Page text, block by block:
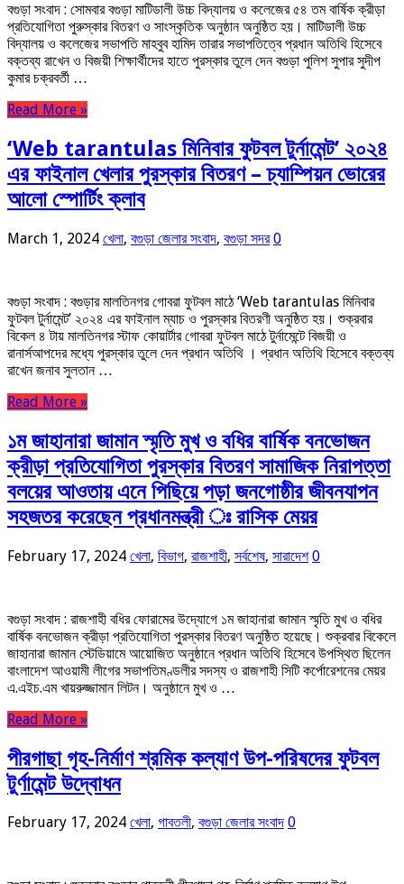
বগুড়া সংবাদ : সোমবার বগুড়া মাটিডালী উচ্চ বিদ্যালয় ও কলেজের ৫৪ তম বার্ষিক ক্রীড়া
প্রতিযোগিতা পুরুস্কার বিতরণ ও সাংস্কৃতিক অনুষ্ঠান অনুষ্ঠিত হয়। মাটিডালী উচ্চ
বিদ্যালয় ও কলেজের সভাপতি মাহবুব হামিদ তারার সভাপতিত্বে প্রধান অতিথি হিসেবে
বক্তব্য রাখেন ও বিজয়ী শিক্ষার্থীদের হাতে পুরস্কার তুলে দেন বগুড়া পুলিশ সুপার সুদীপ
কুমার চক্রবর্তী …
Read More »
‘Web tarantulas মিনিবার ফুটবল টুর্নামেন্ট’ ২০২৪
এর ফাইনাল খেলার পুরস্কার বিতরণ – চ্যাম্পিয়ন ভোরের
আলো স্পোর্টিং ক্লাব
March 1, 2024 খেলা, বগুড়া জেলার সংবাদ, বগুড়া সদর 0
বগুড়া সংবাদ : বগুড়ার মালতিনগর গোবরা ফুটবল মাঠে ‘Web tarantulas মিনিবার
ফুটবল টুর্নামেন্ট’ ২০২৪ এর ফাইনাল ম্যাচ ও পুরস্কার বিতরণী অনুষ্ঠিত হয়। শুক্রবার
বিকেল ৪ টায় মালতিনগর স্টাফ কোয়ার্টার গোবরা ফুটবল মাঠে টুর্নামেন্টে বিজয়ী ও
রানার্সআপদের মধ্যে পুরস্কার তুলে দেন প্রধান অতিথি । প্রধান অতিথি হিসেবে বক্তব্য
রাখেন জনাব সুলতান …
Read More »
১ম জাহানারা জামান স্মৃতি মুখ ও বধির বার্ষিক বনভোজন
ক্রীড়া প্রতিযোগিতা পুরস্কার বিতরণ সামাজিক নিরাপত্তা
বলয়ের আওতায় এনে পিছিয়ে পড়া জনগোষ্ঠীর জীবনযাপন
সহজতর করেছেন প্রধানমন্ত্রী ঃ রাসিক মেয়র
February 17, 2024 খেলা, বিভাগ, রাজশাহী, সর্বশেষ, সারাদেশ 0
বগুড়া সংবাদ : রাজশাহী বধির ফোরামের উদ্যোগে ১ম জাহানারা জামান স্মৃতি মুখ ও বধির
বার্ষিক বনভোজন ক্রীড়া প্রতিযোগিতা পুরস্কার বিতরণ অনুষ্ঠিত হয়েছে। শুক্রবার বিকেলে
জাহানারা জামান স্টেডিয়ামে আয়োজিত অনুষ্ঠানে প্রধান অতিথি হিসেবে উপস্থিত ছিলেন
বাংলাদেশ আওয়ামী লীগের সভাপতিমণ্ডলীর সদস্য ও রাজশাহী সিটি কর্পোরেশনের মেয়র
এ.এইচ.এম খায়রুজ্জামান লিটন। অনুষ্ঠানে মুখ ও …
Read More »
পীরগাছা গৃহ-নির্মাণ শ্রমিক কল্যাণ উপ-পরিষদের ফুটবল
টুর্ণামেন্ট উদ্বোধন
February 17, 2024 খেলা, গাবতলী, বগুড়া জেলার সংবাদ 0